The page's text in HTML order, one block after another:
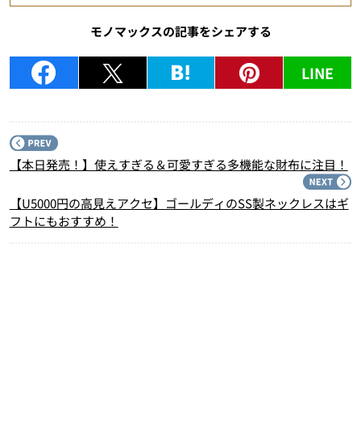
モノマックスの記事をシェアする
LINE
【本日発売！】使えすぎる＆可愛すぎる多機能な財布に注目！
【U5000円の高見えアクセ】ゴールディのSS製ネックレスはギ
フトにもおすすめ！